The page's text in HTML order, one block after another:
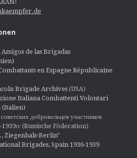
de las Brigadas
en Espagne Républicaine
Brigade Archives (USA)
Italiana Combattenti Volontari
(Italien)
добровольцев участников
1939гг (Russische Föderation)
Ziegenhals-Berlin"
Brigades, Spain 1936-1939